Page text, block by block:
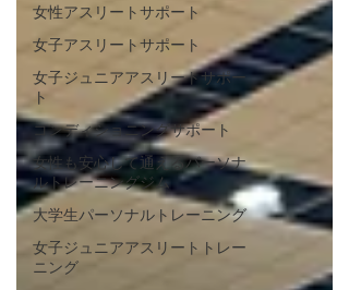
女性アスリートサポート
女子アスリートサポート
女子ジュニアアスリートサポー
ト
コンディショニングサポート
女性も安心して通えるパーソナ
ルトレーニングジム
大学生パーソナルトレーニング
女子ジュニアアスリートトレー
ニング